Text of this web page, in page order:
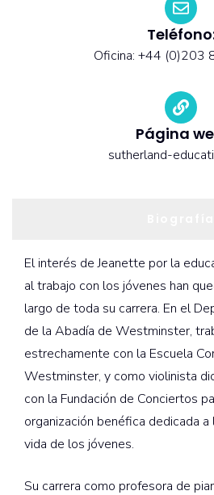
Oficina: +44 (0)203
Página
sutherland-
El interés de Jeanette por la
al trabajo con los jóvenes han
largo de toda su carrera. En el
de la Abadía de Westminster,
estrechamente con la Escuela
Westminster, y como violinista
con la Fundación de Conciertos
organización benéfica dedicada a
vida de los jóvenes.
Su carrera como profesora de